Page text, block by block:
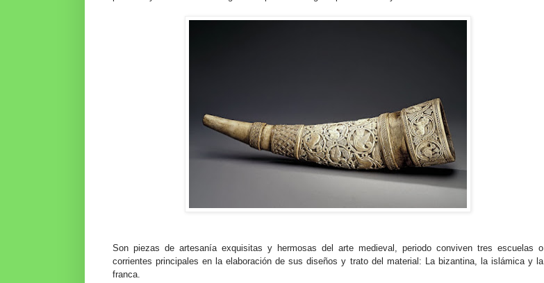
Son piezas de artesanía exquisitas y hermosas del arte medieval, periodo conviven tres escuelas o
corrientes principales en la elaboración de sus diseños y trato del material: La bizantina, la islámica y la
franca.